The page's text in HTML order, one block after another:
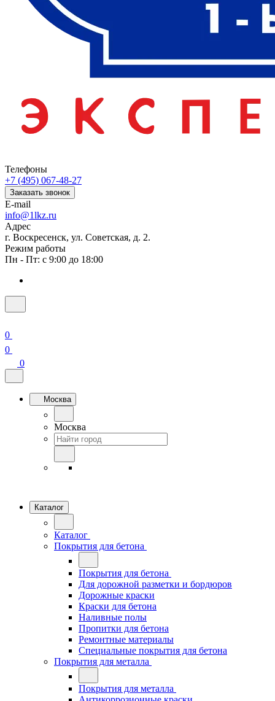
Телефоны
+7 (495) 067-48-27
Заказать звонок
E-mail
info@1lkz.ru
Адрес
г. Воскресенск, ул. Советская, д. 2.
Режим работы
Пн - Пт: с 9:00 до 18:00
0
0
0
Москва
Москва
Каталог
Каталог
Покрытия для бетона
Покрытия для бетона
Для дорожной разметки и бордюров
Дорожные краски
Краски для бетона
Наливные полы
Пропитки для бетона
Ремонтные материалы
Специальные покрытия для бетона
Покрытия для металла
Покрытия для металла